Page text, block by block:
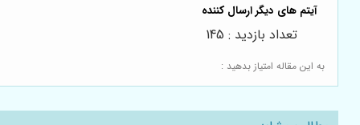
به این مقاله امتیاز بدهید :
تعداد بازدید : 145